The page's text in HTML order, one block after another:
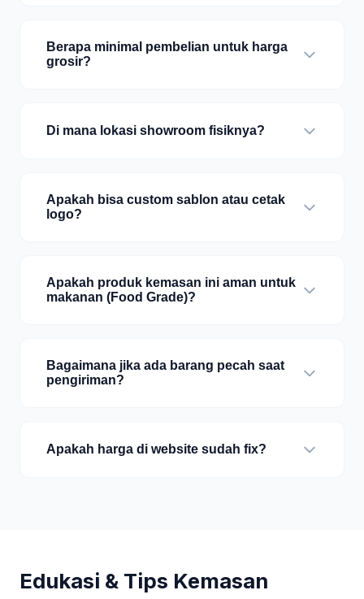
Berapa minimal pembelian untuk harga
grosir?
Di mana lokasi showroom fisiknya?
Apakah bisa custom sablon atau cetak
logo?
Apakah produk kemasan ini aman untuk
makanan (Food Grade)?
Bagaimana jika ada barang pecah saat
pengiriman?
Apakah harga di website sudah fix?
Edukasi & Tips Kemasan